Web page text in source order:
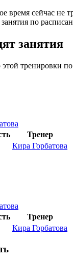
время сейчас не
по
занятия
тренировки
Тренер
Кира Горбатова
Тренер
Кира Горбатова